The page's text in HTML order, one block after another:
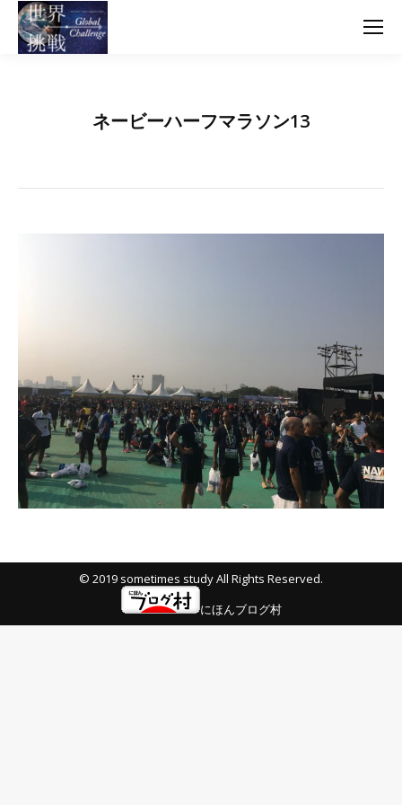
ネービーハーフマラソン13
© 2019 sometimes study All Rights Reserved.
にほんブログ村